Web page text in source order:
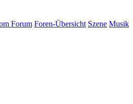
Forum Foren-Übersicht Szene Musik